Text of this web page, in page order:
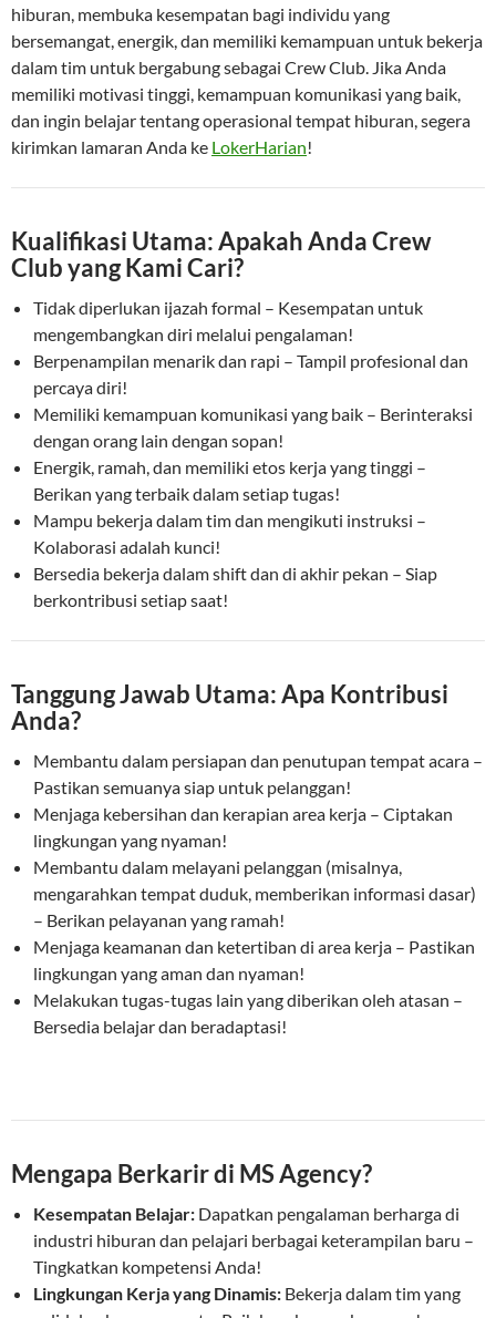
hiburan, membuka kesempatan bagi individu yang
bersemangat, energik, dan memiliki kemampuan untuk bekerja
dalam tim untuk bergabung sebagai Crew Club. Jika Anda
memiliki motivasi tinggi, kemampuan komunikasi yang baik,
dan ingin belajar tentang operasional tempat hiburan, segera
kirimkan lamaran Anda ke LokerHarian!
Kualifikasi Utama: Apakah Anda Crew
Club yang Kami Cari?
Tidak diperlukan ijazah formal – Kesempatan untuk
mengembangkan diri melalui pengalaman!
Berpenampilan menarik dan rapi – Tampil profesional dan
percaya diri!
Memiliki kemampuan komunikasi yang baik – Berinteraksi
dengan orang lain dengan sopan!
Energik, ramah, dan memiliki etos kerja yang tinggi –
Berikan yang terbaik dalam setiap tugas!
Mampu bekerja dalam tim dan mengikuti instruksi –
Kolaborasi adalah kunci!
Bersedia bekerja dalam shift dan di akhir pekan – Siap
berkontribusi setiap saat!
Tanggung Jawab Utama: Apa Kontribusi
Anda?
Membantu dalam persiapan dan penutupan tempat acara –
Pastikan semuanya siap untuk pelanggan!
Menjaga kebersihan dan kerapian area kerja – Ciptakan
lingkungan yang nyaman!
Membantu dalam melayani pelanggan (misalnya,
mengarahkan tempat duduk, memberikan informasi dasar)
– Berikan pelayanan yang ramah!
Menjaga keamanan dan ketertiban di area kerja – Pastikan
lingkungan yang aman dan nyaman!
Melakukan tugas-tugas lain yang diberikan oleh atasan –
Bersedia belajar dan beradaptasi!
Mengapa Berkarir di MS Agency?
Kesempatan Belajar: Dapatkan pengalaman berharga di
industri hiburan dan pelajari berbagai keterampilan baru –
Tingkatkan kompetensi Anda!
Lingkungan Kerja yang Dinamis: Bekerja dalam tim yang